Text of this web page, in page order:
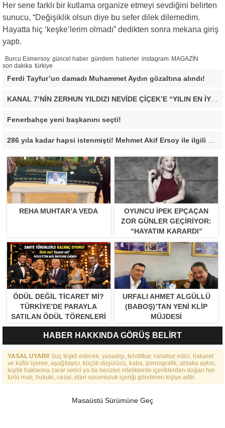
Her sene farklı bir kutlama organize etmeyi sevdiğini belirten
sunucu, “Değişiklik olsun diye bu sefer dilek dilemedim.
Hayatta hiç ‘keşke’lerim olmadı” dedikten sonra mekana giriş
yaptı.
Burcu Esmersoy güncel haber gündem haberler instagram MAGAZİN
son dakika türkiye
Ferdi Tayfur’un damadı Muhammet Aydın gözaltına alındı!
KANAL 7’NİN ZERHUN YILDIZI NEVİDE ÇİÇEK’E “YILIN EN İYİ ÇIKIŞ YAPAN KADIN OYUNCUSU” ÖDÜLÜ!
Fenerbahçe yeni başkanını seçti!
REHA MUHTAR’A VEDA
OYUNCU İPEK EPÇAÇAN
ZOR GÜNLER GEÇIRIYOR:
“HAYATIM KARARDI”
ÖDÜL DEĞIL TICARET MI?
TÜRKIYE’DE PARAYLA
SATILAN ÖDÜL TÖRENLERI
TARTIŞMA YARATTI”
URFALI AHMET ALGÜLLÜ
(BABOŞ)’TAN YENI KLIP
MÜJDESI
HABER HAKKINDA GÖRÜŞ BELİRT
YASAL UYARI! Suç teşkil edecek, yasadışı, tehditkar, rahatsız edici, hakaret
ve küfür içeren, aşağılayıcı, küçük düşürücü, kaba, pornografik, ahlaka aykırı,
kişilik haklarına zarar verici ya da benzeri niteliklerde içeriklerden doğan her
türlü mali, hukuki, cezai, idari sorumluluk içeriği gönderen kişiye aittir.
Masaüstü Sürümüne Geç